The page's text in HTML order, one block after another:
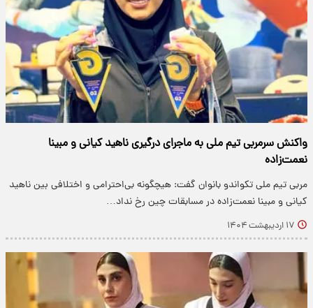
واکنش سرمربی تیم ملی به ماجرای درگیری ناهید کیانی و مبینا
نعمت‌زاده
مربی تیم ملی تکواندو بانوان گفت: هیچگونه بی‌احترامی و اختلافی بین ناهید
کیانی و مبینا نعمت‌زاده در مسابقات چین رخ نداد…
۱۷ اردیبهشت ۱۴۰۴